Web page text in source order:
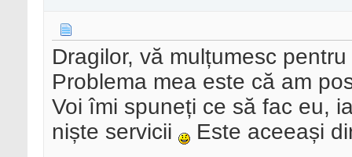
Dragilor, vă mulțumesc
Problema mea este că am
Voi îmi spuneți ce să fac eu,
niște servicii
Este aceeași